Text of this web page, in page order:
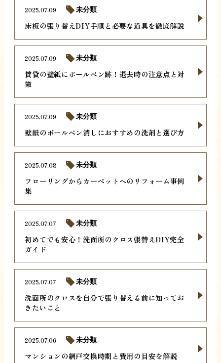
床板の張り替えDIY手順と必要な道具を徹底解説
2025.07.09 未分類
賃貸の壁紙にボールペン跡！退去時の注意点と対
策
2025.07.09 未分類
壁紙のボールペン消しにおすすめの洗剤と選び方
2025.07.09 未分類
フローリングからカーペットへのリフォーム事例
集
2025.07.08 未分類
初めてでも安心！洗面所のクロス張替えDIY完全
ガイド
2025.07.07 未分類
洗面所のクロスを自分で張り替える前に知ってお
きたいこと
2025.07.07 未分類
マンションの網戸交換時期と費用の目安を解説
2025.07.06 未分類